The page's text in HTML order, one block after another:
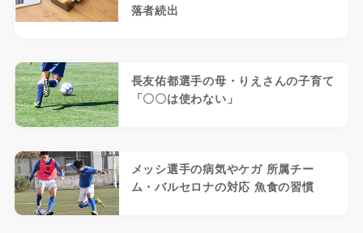
落者続出
長友佑都選手の母・りえさんの子育て
「〇〇は使わない」
メッシ選手の病気やケガ 所属チー
ム・バルセロナの対応 魚食の習慣